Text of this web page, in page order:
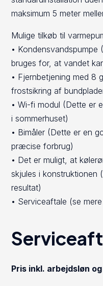
maksimum 5 meter
Mulige tilkøb til
• Kondensvandspumpe
bruges for, at vandet
• Fjernbetjening med 8
frostsikring af
• Wi-fi modul (Dette er
i sommerhuset)
• Bimåler (Dette er en
præcise forbrug)
• Det er muligt, at
skjules i konstruktionen
resultat)
• Serviceaftale (se
Pris inkl. arbejdsløn